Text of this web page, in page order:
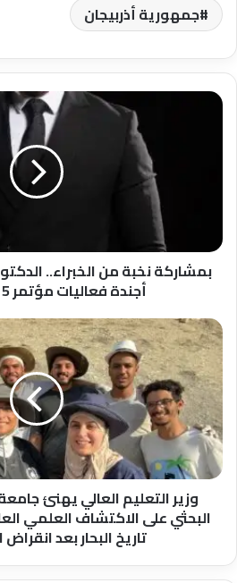
جمهورية أذربيجان
بمشاركة
أجندة
فعاليات
5
بدهب
بمشاركة نخبة من الخبراء..
أجندة فعاليات مؤتمر ICON 5 بدهب
وزير
التعليم
العالي
يهنئ
جامعة
المنصورة
وفريقها
البحثي
على
الاكتشاف
العلمي
العالمي
يعيد
وزير التعليم العالي يهنئ
البحثي على الاكتشاف العلمي
تاريخ البحار بعد